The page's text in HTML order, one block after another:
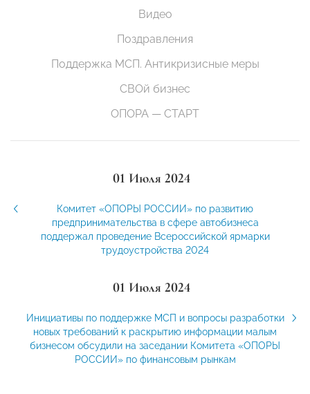
Видео
Поздравления
Поддержка МСП. Антикризисные меры
СВОй бизнес
ОПОРА — СТАРТ
01 Июля 2024
Комитет «ОПОРЫ РОССИИ» по развитию
предпринимательства в сфере автобизнеса
поддержал проведение Всероссийской ярмарки
трудоустройства 2024
01 Июля 2024
Инициативы по поддержке МСП и вопросы разработки
новых требований к раскрытию информации малым
бизнесом обсудили на заседании Комитета «ОПОРЫ
РОССИИ» по финансовым рынкам